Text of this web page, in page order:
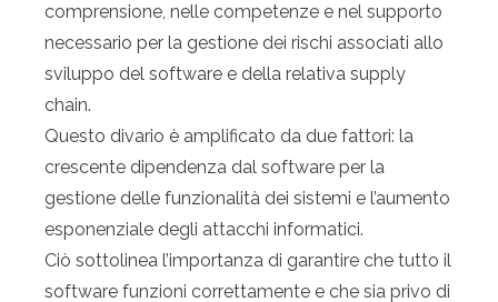
comprensione, nelle competenze e nel supporto
necessario per la gestione dei rischi associati allo
sviluppo del software e della relativa supply
chain.
Questo divario è amplificato da due fattori: la
crescente dipendenza dal software per la
gestione delle funzionalità dei sistemi e l’aumento
esponenziale degli attacchi informatici.
Ciò sottolinea l’importanza di garantire che tutto il
software funzioni correttamente e che sia privo di